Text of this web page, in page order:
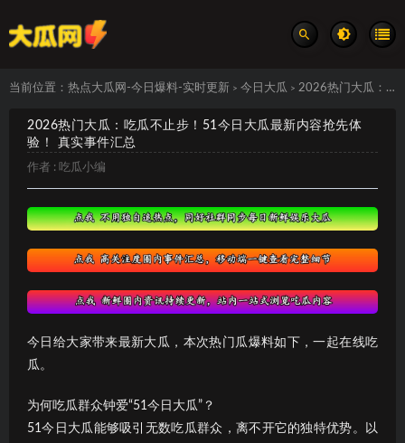
当前位置： 热点大瓜网-今日爆料-实时更新 > 今日大瓜 > 2026热门大瓜：吃瓜不止步！51今日大瓜最新内容抢先体验！ 真实事件汇总
2026热门大瓜：吃瓜不止步！51今日大瓜最新内容抢先体
验！ 真实事件汇总
作者 : 吃瓜小编
今日给大家带来最新大瓜，本次热门瓜爆料如下，一起在线吃
瓜。
为何吃瓜群众钟爱“51今日大瓜”？
51今日大瓜能够吸引无数吃瓜群众，离不开它的独特优势。以